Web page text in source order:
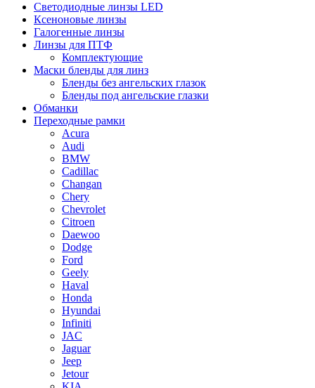
Светодиодные линзы LED
Ксеноновые линзы
Галогенные линзы
Линзы для ПТФ
Комплектующие
Маски бленды для линз
Бленды без ангельских глазок
Бленды под ангельские глазки
Обманки
Переходные рамки
Acura
Audi
BMW
Cadillac
Changan
Chery
Chevrolet
Citroen
Daewoo
Dodge
Ford
Geely
Haval
Honda
Hyundai
Infiniti
JAC
Jaguar
Jeep
Jetour